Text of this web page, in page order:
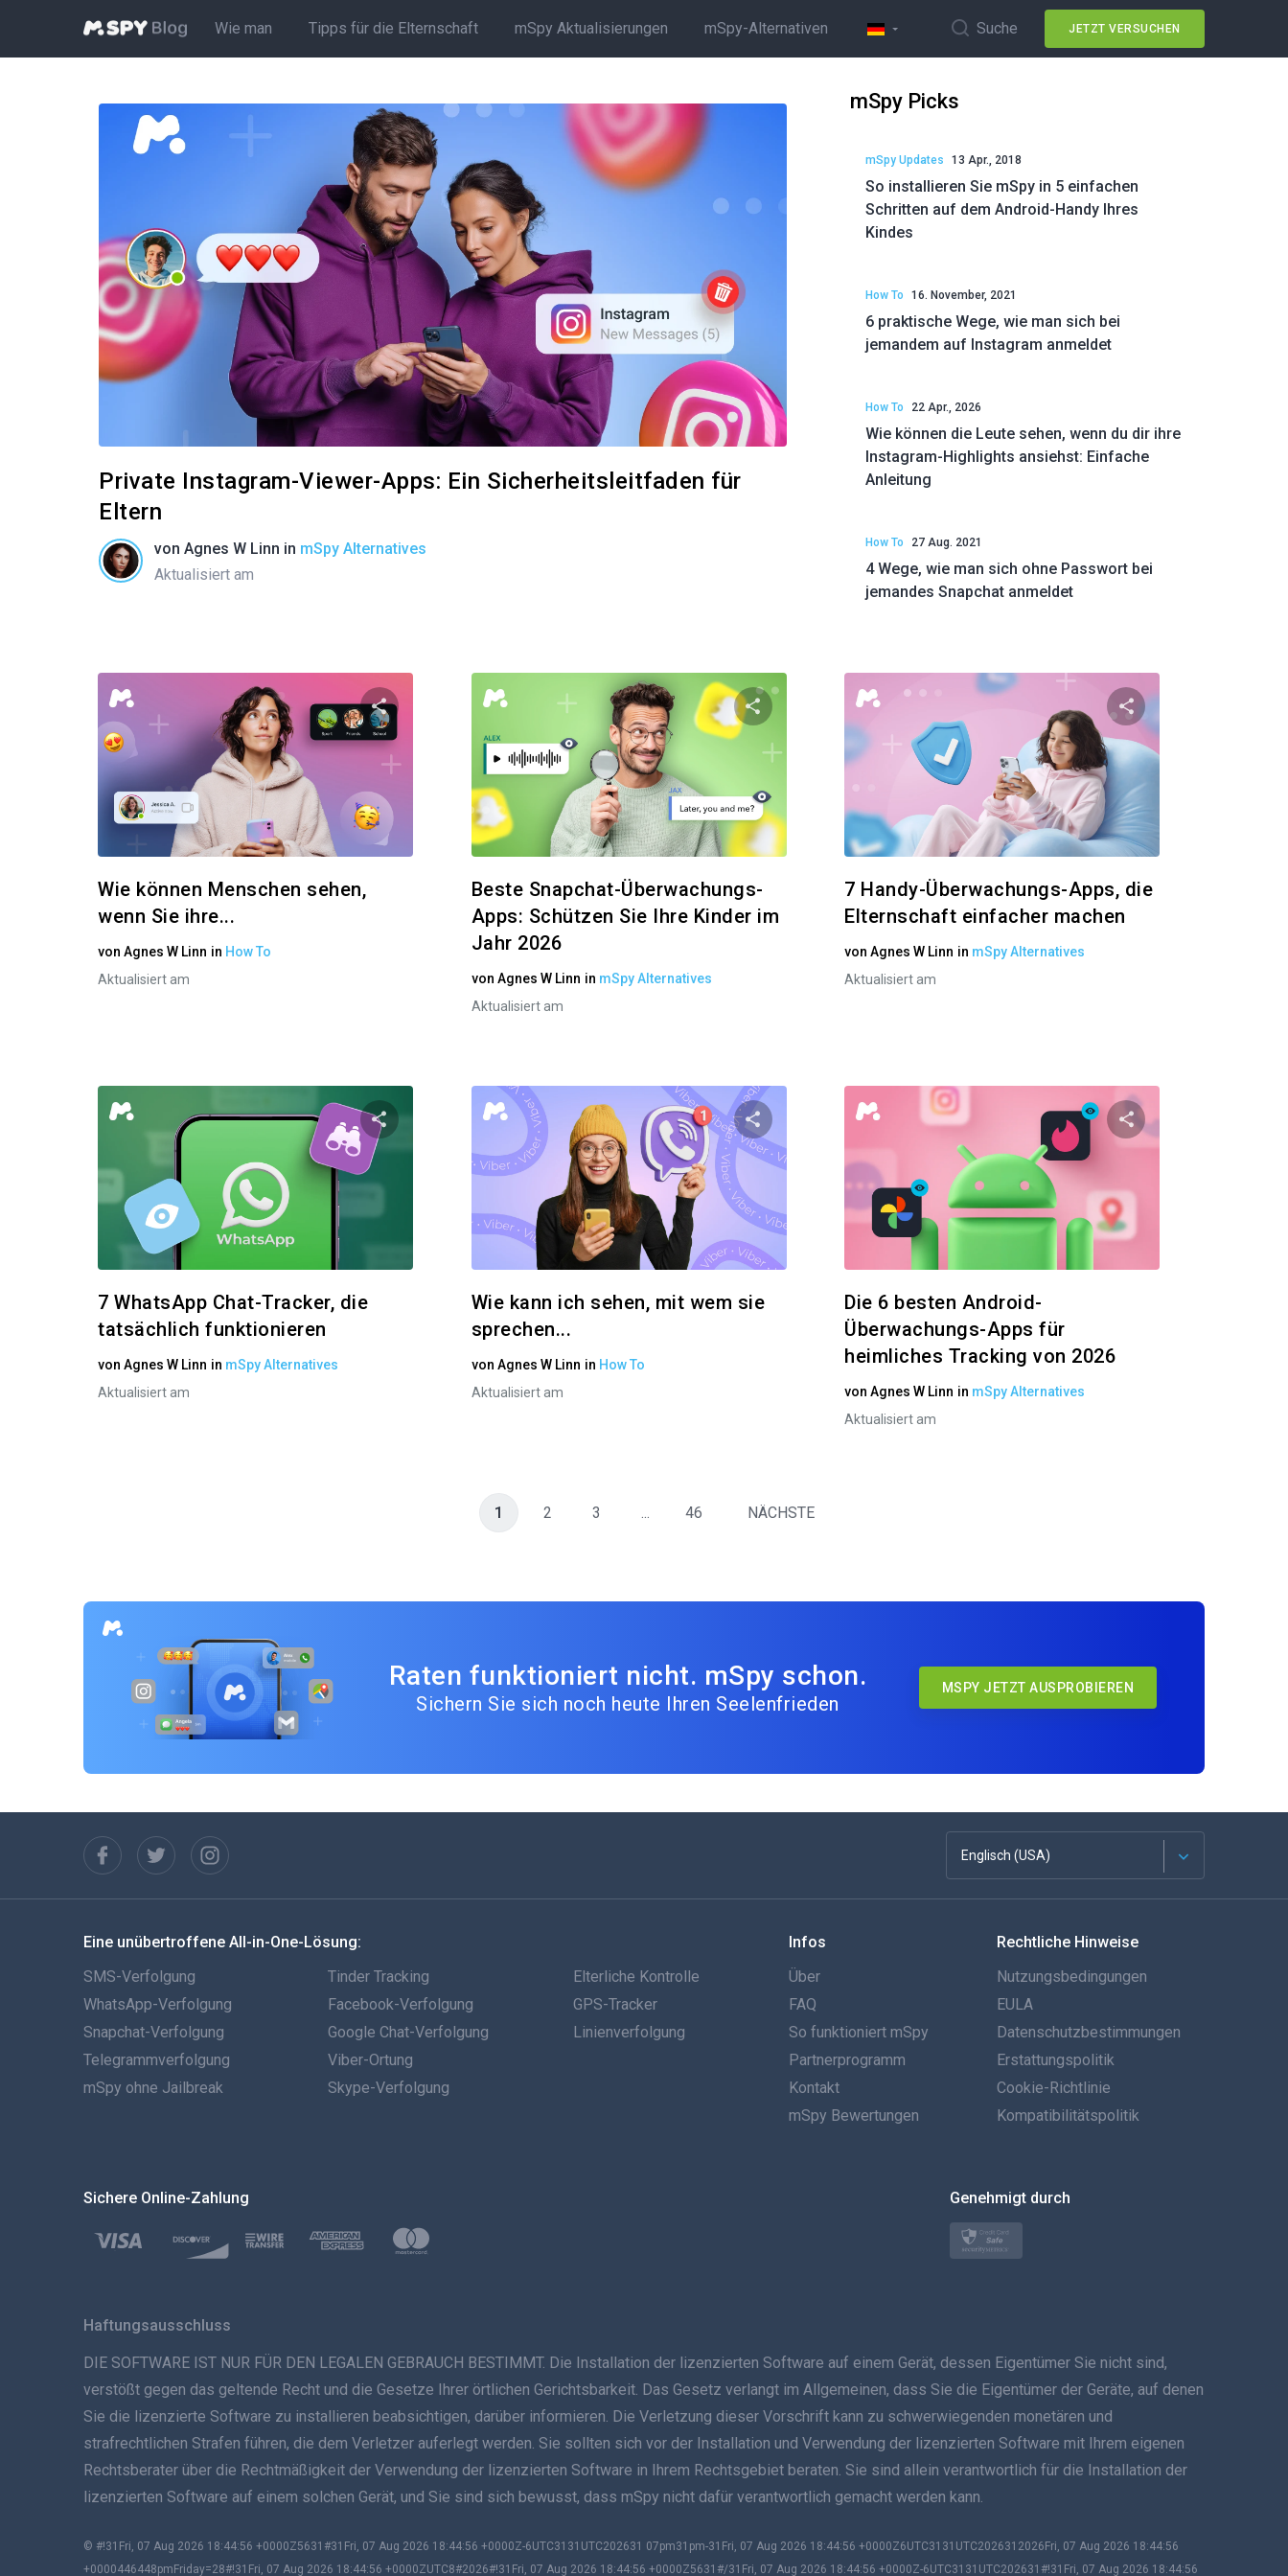
Wie man Tipps für die Elternschaft mSpy Aktualisierungen mSpy-Alternativen Suche JETZT VERSUCHEN
Private Instagram-Viewer-Apps: Ein Sicherheitsleitfaden für
Eltern
von Agnes W Linn in mSpy Alternatives
Aktualisiert am
mSpy Picks
mSpy Updates 13 Apr., 2018
So installieren Sie mSpy in 5 einfachen
Schritten auf dem Android-Handy Ihres
Kindes
How To 16. November, 2021
6 praktische Wege, wie man sich bei
jemandem auf Instagram anmeldet
How To 22 Apr., 2026
Wie können die Leute sehen, wenn du dir ihre
Instagram-Highlights ansiehst: Einfache
Anleitung
How To 27 Aug. 2021
4 Wege, wie man sich ohne Passwort bei
jemandes Snapchat anmeldet
Diesen Artikel teilen
Twitter Facebook Link kopieren
Wie können Menschen sehen,
wenn Sie ihre...
vonAgnes W Linn in How To
Aktualisiert am
Diesen Artikel teilen
Twitter Facebook Link kopieren
Beste Snapchat-Überwachungs-
Apps: Schützen Sie Ihre Kinder im
Jahr 2026
von Agnes W Linn in mSpy Alternatives
Aktualisiert am
Diesen Artikel
Twitter
7 Handy-Überwachungs-Apps, die
Elternschaft einfacher machen
vonAgnes W Linn in mSpy Alternatives
Aktualisiert am
Diesen Artikel teilen
Link kopieren
7 WhatsApp Chat-Tracker, die
tatsächlich funktionieren
vonAgnes W Linn in mSpy Alternatives
Aktualisiert am
Diesen Artikel teilen
Twitter Link kopieren
Wie kann ich sehen, mit wem sie
sprechen...
von Agnes W Linn in How To
Aktualisiert am
Die 6 besten Android-
Überwachungs-Apps für
heimliches Tracking von 2026
vonAgnes W Linn in mSpy Alternatives
Aktualisiert am
1 2 3 ... 46 NÄCHSTE
Raten funktioniert nicht. mSpy schon.
Sichern Sie sich noch heute Ihren Seelenfrieden
MSPY JETZT AUSPROBIEREN
Englisch (USA)
Französisch
Español
Português
Italiano
Türkçe
Norsk
Svenska
简体中文
Dansk
Eine unübertroffene All-in-One-Lösung:
SMS-Verfolgung
WhatsApp-Verfolgung
Snapchat-Verfolgung
Telegrammverfolgung
mSpy ohne Jailbreak
Tinder Tracking
Facebook-Verfolgung
Google Chat-Verfolgung
Viber-Ortung
Skype-Verfolgung
Elterliche Kontrolle
GPS-Tracker
Linienverfolgung
Infos
Über
FAQ
So funktioniert mSpy
Partnerprogramm
Kontakt
mSpy Bewertungen
Rechtliche Hinweise
Nutzungsbedingungen
EULA
Datenschutzbestimmungen
Erstattungspolitik
Cookie-Richtlinie
Kompatibilitätspolitik
Sichere Online-Zahlung Genehmigt durch
Haftungsausschluss
DIE SOFTWARE IST NUR FÜR DEN LEGALEN GEBRAUCH BESTIMMT. Die Installation der lizenzierten Software auf einem Gerät, dessen Eigentümer Sie nicht sind,
verstößt gegen das geltende Recht und die Gesetze Ihrer örtlichen Gerichtsbarkeit. Das Gesetz verlangt im Allgemeinen, dass Sie die Eigentümer der Geräte, auf denen
Sie die lizenzierte Software zu installieren beabsichtigen, darüber informieren. Die Verletzung dieser Vorschrift kann zu schwerwiegenden monetären und
strafrechtlichen Strafen führen, die dem Verletzer auferlegt werden. Sie sollten sich vor der Installation und Verwendung der lizenzierten Software mit Ihrem eigenen
Rechtsberater über die Rechtmäßigkeit der Verwendung der lizenzierten Software in Ihrem Rechtsgebiet beraten. Sie sind allein verantwortlich für die Installation der
lizenzierten Software auf einem solchen Gerät, und Sie sind sich bewusst, dass mSpy nicht dafür verantwortlich gemacht werden kann.
© #!31Fri, 07 Aug 2026 18:44:56 +0000Z5631#31Fri, 07 Aug 2026 18:44:56 +0000Z-6UTC3131UTC202631 07pm31pm-31Fri, 07 Aug 2026 18:44:56 +0000Z6UTC3131UTC2026312026Fri, 07 Aug 2026 18:44:56
+0000446448pmFriday=28#!31Fri, 07 Aug 2026 18:44:56 +0000ZUTC8#2026#!31Fri, 07 Aug 2026 18:44:56 +0000Z5631#/31Fri, 07 Aug 2026 18:44:56 +0000Z-6UTC3131UTC202631#!31Fri, 07 Aug 2026 18:44:56